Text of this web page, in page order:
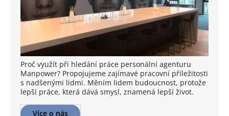
Proč využít při hledání práce personální agenturu
Manpower? Propojujeme zajímavé pracovní příležitosti
s nadšenými lidmi. Měním lidem budoucnost, protože
lepší práce, která dává smysl, znamená lepší život.
Více o nás